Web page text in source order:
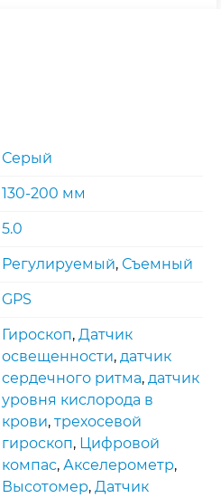
Серый
130-200 мм
5.0
Регулируемый, Съемный
GPS
Гироскоп, Датчик
освещенности, датчик
сердечного ритма, датчик
уровня кислорода в
крови, трехосевoй
гироскоп, Цифровой
компас, Акселерометр,
Высотомер, Датчик